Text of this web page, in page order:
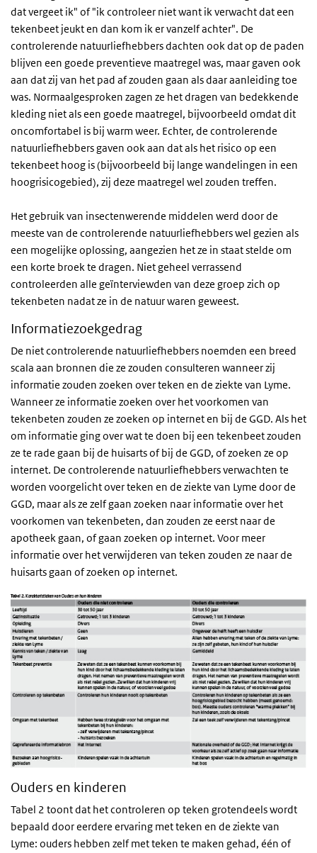
dat vergeet ik" of "ik controleer niet want ik verwacht dat een
tekenbeet jeukt en dan kom ik er vanzelf achter". De
controlerende natuurliefhebbers dachten ook dat op de paden
blijven een goede preventieve maatregel was, maar gaven ook
aan dat zij van het pad af zouden gaan als daar aanleiding toe
was. Normaalgesproken zagen ze het dragen van bedekkende
kleding niet als een goede maatregel, bijvoorbeeld omdat dit
oncomfortabel is bij warm weer. Echter, de controlerende
natuurliefhebbers gaven ook aan dat als het risico op een
tekenbeet hoog is (bijvoorbeeld bij lange wandelingen in een
hoogrisicogebied), zij deze maatregel wel zouden treffen.
Het gebruik van insectenwerende middelen werd door de
meeste van de controlerende natuurliefhebbers wel gezien als
een mogelijke oplossing, aangezien het ze in staat stelde om
een korte broek te dragen. Niet geheel verrassend
controleerden alle geïnterviewden van deze groep zich op
tekenbeten nadat ze in de natuur waren geweest.
Informatiezoekgedrag
De niet controlerende natuurliefhebbers noemden een breed
scala aan bronnen die ze zouden consulteren wanneer zij
informatie zouden zoeken over teken en de ziekte van Lyme.
Wanneer ze informatie zoeken over het voorkomen van
tekenbeten zouden ze zoeken op internet en bij de GGD. Als het
om informatie ging over wat te doen bij een tekenbeet zouden
ze te rade gaan bij de huisarts of bij de GGD, of zoeken ze op
internet. De controlerende natuurliefhebbers verwachten te
worden voorgelicht over teken en de ziekte van Lyme door de
GGD, maar als ze zelf gaan zoeken naar informatie over het
voorkomen van tekenbeten, dan zouden ze eerst naar de
apotheek gaan, of gaan zoeken op internet. Voor meer
informatie over het verwijderen van teken zouden ze naar de
huisarts gaan of zoeken op internet.
Ouders en kinderen
Tabel 2 toont dat het controleren op teken grotendeels wordt
bepaald door eerdere ervaring met teken en de ziekte van
Lyme: ouders hebben zelf met teken te maken gehad, één of